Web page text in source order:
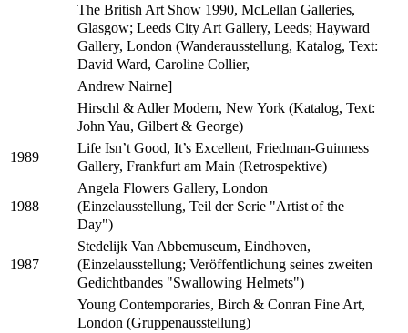
The British Art Show 1990, McLellan Galleries,
Glasgow; Leeds City Art Gallery, Leeds; Hayward
Gallery, London (Wanderausstellung, Katalog, Text:
David Ward, Caroline Collier,
Andrew Nairne]
Hirschl & Adler Modern, New York (Katalog, Text:
John Yau, Gilbert & George)
1989
Life Isn’t Good, It’s Excellent, Friedman-Guinness
Gallery, Frankfurt am Main (Retrospektive)
1988
Angela Flowers Gallery, London
(Einzelausstellung, Teil der Serie "Artist of the
Day")
1987
Stedelijk Van Abbemuseum, Eindhoven,
(Einzelausstellung; Veröffentlichung seines zweiten
Gedichtbandes "Swallowing Helmets")
Young Contemporaries, Birch & Conran Fine Art,
London (Gruppenausstellung)